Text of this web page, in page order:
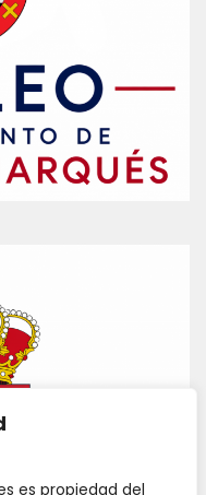
es propiedad del